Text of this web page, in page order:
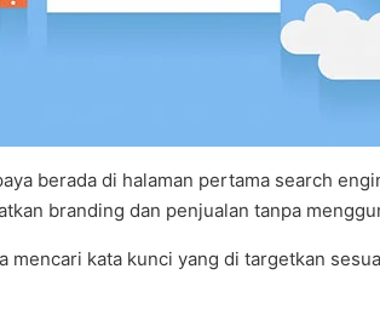
berada di halaman pertama search
branding dan penjualan tanpa
kata kunci yang di targetkan